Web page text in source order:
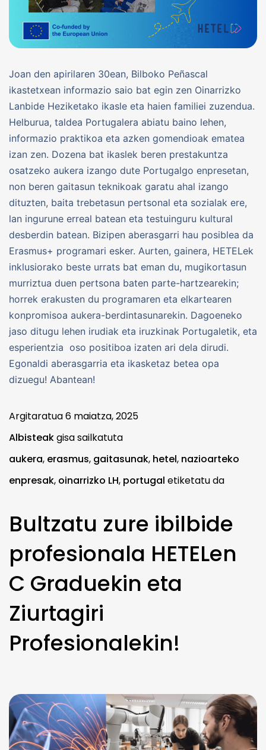
Joan den apirilaren 30ean, Bilboko Peñascal
ikastetxean informazio saio bat egin zen Oinarrizko
Lanbide Heziketako ikasle eta haien familiei zuzendua.
Helburua, taldea Portugalera abiatu baino lehen,
informazio praktikoa eta azken gomendioak ematea
izan zen. Dozena bat ikaslek beren prestakuntza
osatzeko aukera izango dute Portugalgo enpresetan,
non beren gaitasun teknikoak garatu ahal izango
dituzten, baita trebetasun pertsonal eta sozialak ere,
lan ingurune erreal batean eta testuinguru kultural
desberdin batean. Bizipen aberasgarri hau posiblea da
Erasmus+ programari esker. Aurten, gainera, HETELek
inklusiorako beste urrats bat eman du, mugikortasun
murriztua duen pertsona baten parte-hartzearekin;
horrek erakusten du programaren eta elkartearen
konpromisoa aukera-berdintasunarekin. Dagoeneko
jaso ditugu lehen irudiak eta iruzkinak Portugaletik, eta
esperientzia oso positiboa izaten ari dela dirudi.
Egonaldi aberasgarria eta ikasketaz betea opa
dizuegu! Abantean!
Argitaratua6 maiatza, 2025
Albisteakgisa sailkatuta
aukera, erasmus, gaitasunak, hetel, nazioarteko
enpresak, oinarrizko LH, portugal etiketatu da
Bultzatu zure ibilbide
profesionala HETELen
C Graduekin eta
Ziurtagiri
Profesionalekin!